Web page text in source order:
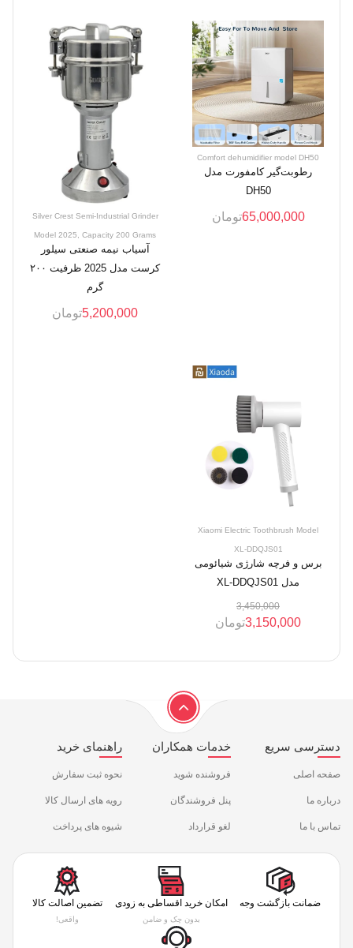
Comfort dehumidifier model DH50
رطوبت‌گیر کامفورت مدل
DH50
65,000,000تومان Silver Crest Semi-Industrial Grinder
Model 2025, Capacity 200 Grams
آسیاب نیمه صنعتی سیلور
کرست مدل 2025 ظرفیت ۲۰۰
گرم
5,200,000تومان
Xiaomi Electric Toothbrush Model
XL-DDQJS01
برس و فرچه شارژی شیائومی
مدل XL-DDQJS01
3,450,000
3,150,000تومان
دسترسی سریع
صفحه اصلی
درباره ما
تماس با ما
خدمات همکاران
فروشنده شوید
پنل فروشندگان
لغو قرارداد
راهنمای خرید
نحوه ثبت سفارش
رویه های ارسال کالا
شیوه های پرداخت
ضمانت بازگشت وجه امکان خرید اقساطی به زودی
بدون چک و ضامن
تضمین اصالت کالا
واقعی!